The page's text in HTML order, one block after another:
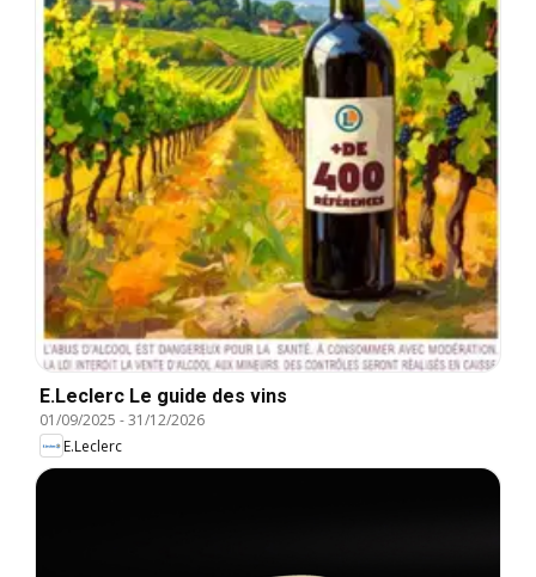
E.Leclerc Le guide des vins
01/09/2025 -31/12/2026
E.Leclerc